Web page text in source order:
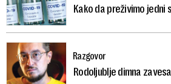
Kako da preživimo jedni
Razgovor
Rodoljublje dimna